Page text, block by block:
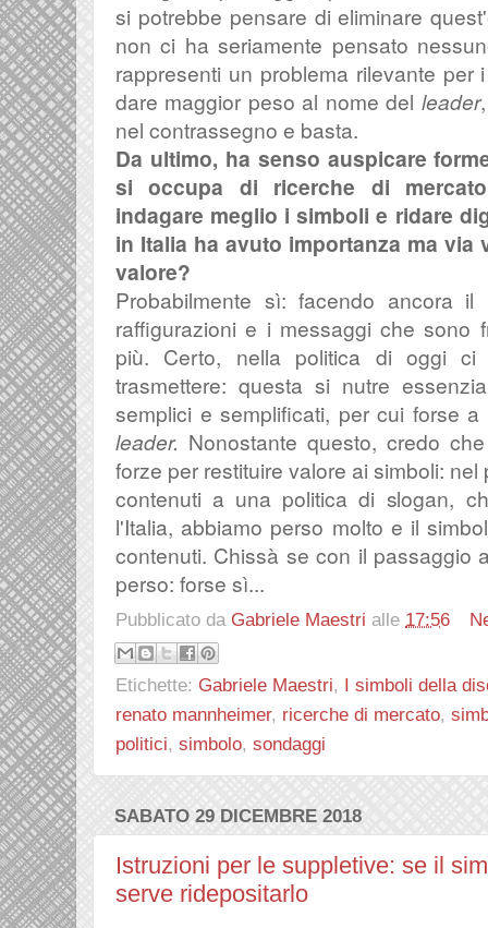
si potrebbe pensare di eliminare
non ci ha seriamente pensato
rappresenti un problema rilevante
dare maggior peso al nome del leader
nel contrassegno e basta.
Da ultimo, ha senso auspicare
si occupa di ricerche di
indagare meglio i simboli e ridare
in Italia ha avuto importanza ma via
valore?
Probabilmente sì: facendo ancora
raffigurazioni e i messaggi che sono
più. Certo, nella politica di oggi ci
trasmettere: questa si nutre
semplici e semplificati, per cui forse
leader. Nonostante questo, credo
forze per restituire valore ai simboli:
contenuti a una politica di slogan,
l'Italia, abbiamo perso molto e il
contenuti. Chissà se con il passaggio
perso: forse sì...
Pubblicato da Gabriele Maestri alle 17:56
Etichette: Gabriele Maestri, I simboli della
renato mannheimer, ricerche di mercato,
politici, simbolo, sondaggi
SABATO 29 DICEMBRE 2018
Istruzioni per le suppletive: se il
serve ridepositarlo